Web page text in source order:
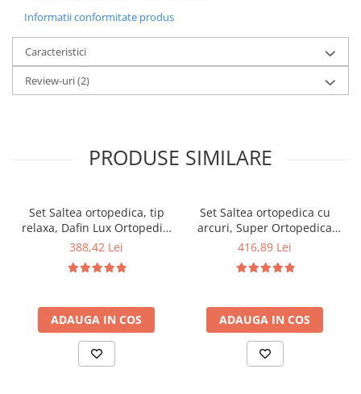
Informatii conformitate produs
Caracteristici
Review-uri(2)
PRODUSE SIMILARE
Set Saltea ortopedica, tip
relaxa, Dafin Lux Ortopedic,
90x200x21cm, fermitate
Bonell, fata vara-iarna,
butoni, Salt Confort plus
perna microfibra 50x70cm,
lavabila la 60°C
388,42 Lei
ADAUGA IN COS
Set Saltea ortopedica cu
arcuri, Super Ortopedica
Sofia, 90x200x20cm,
arcuri tip Bonell, fata vara-
butoni, Saltex plus perna
matlasata, antialergica,
50x70cm
416,89 Lei
ADAUGA IN COS